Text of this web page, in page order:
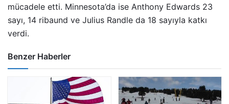
mücadele etti. Minnesota’da ise Anthony Edwards 23
sayı, 14 ribaund ve Julius Randle da 18 sayıyla katkı
verdi.
Benzer Haberler